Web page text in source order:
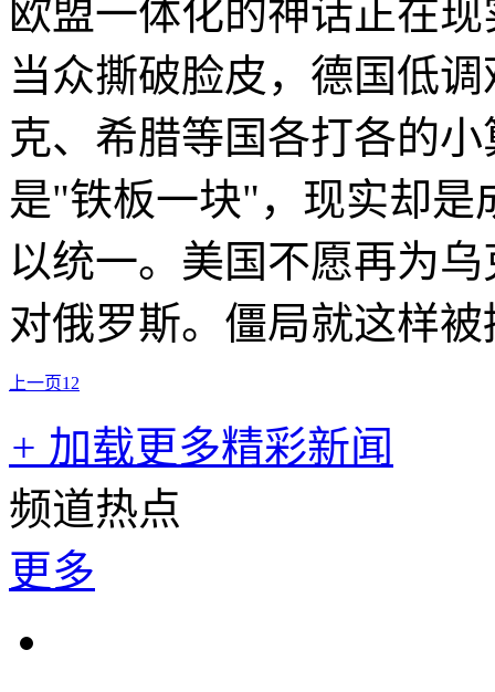
欧盟一体化的神话正在
当众撕破脸皮，德国低
克、希腊等国各打各的
是"铁板一块"，现实却是
以统一。美国不愿再为
对俄罗斯。僵局就这样
上一页1 2
+ 加载更多精彩新闻
频道热点
更多